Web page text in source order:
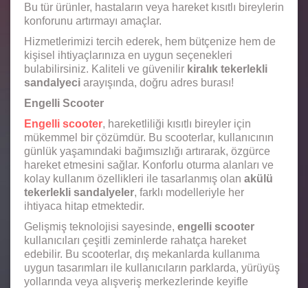
Bu tür ürünler, hastaların veya hareket kısıtlı bireylerin
konforunu artırmayı amaçlar.
Hizmetlerimizi tercih ederek, hem bütçenize hem de
kişisel ihtiyaçlarınıza en uygun seçenekleri
bulabilirsiniz. Kaliteli ve güvenilir kiralık tekerlekli
sandalyeci arayışında, doğru adres burası!
Engelli Scooter
Engelli scooter, hareketliliği kısıtlı bireyler için
mükemmel bir çözümdür. Bu scooterlar, kullanıcının
günlük yaşamındaki bağımsızlığı artırarak, özgürce
hareket etmesini sağlar. Konforlu oturma alanları ve
kolay kullanım özellikleri ile tasarlanmış olan akülü
tekerlekli sandalyeler, farklı modelleriyle her
ihtiyaca hitap etmektedir.
Gelişmiş teknolojisi sayesinde, engelli scooter
kullanıcıları çeşitli zeminlerde rahatça hareket
edebilir. Bu scooterlar, dış mekanlarda kullanıma
uygun tasarımları ile kullanıcıların parklarda, yürüyüş
yollarında veya alışveriş merkezlerinde keyifle